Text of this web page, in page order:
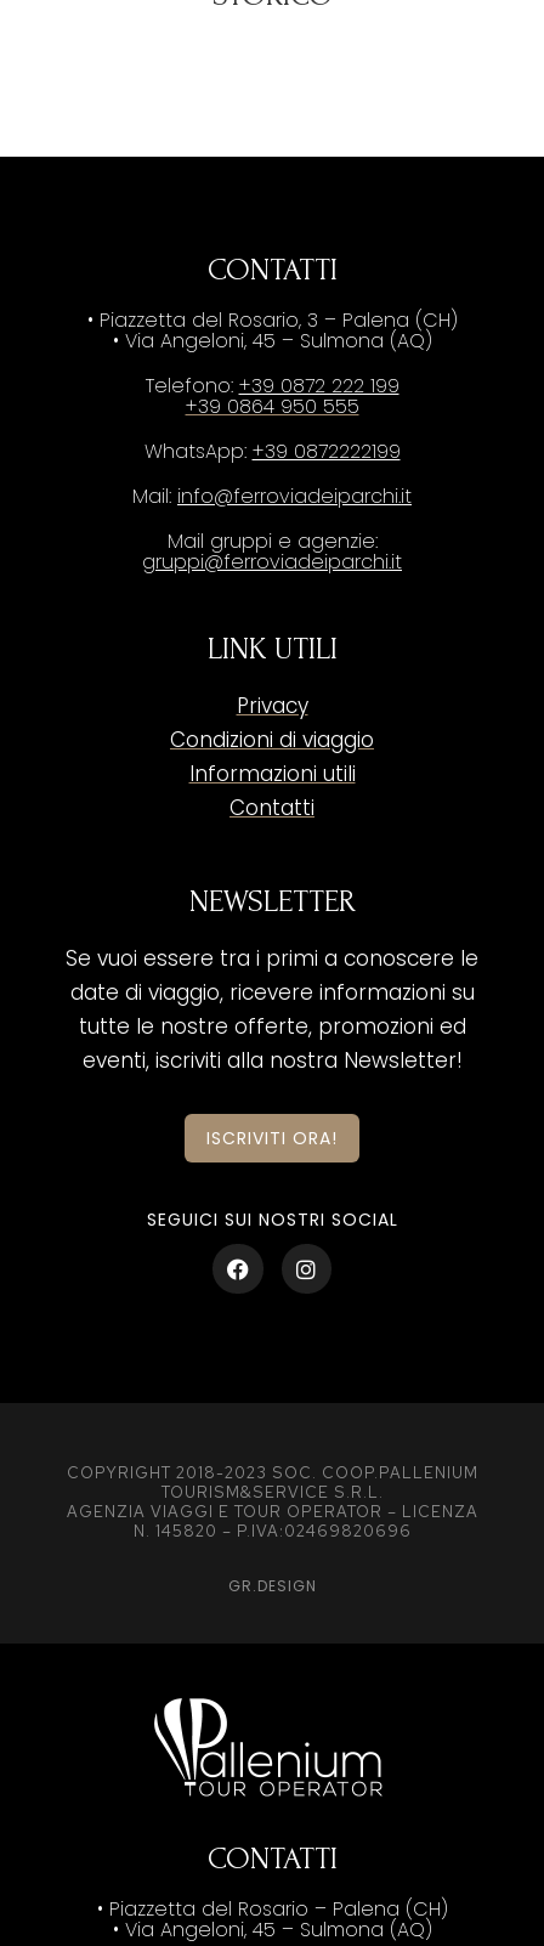
CONTATTI
• Piazzetta del Rosario, 3 – Palena (CH)
• Via Angeloni, 45 – Sulmona (AQ)
Telefono: +39 0872 222 199
+39 0864 950 555
WhatsApp: +39 0872222199
Mail: info@ferroviadeiparchi.it
Mail gruppi e agenzie:
gruppi@ferroviadeiparchi.it
LINK UTILI
Privacy
Condizioni di viaggio
Informazioni utili
Contatti
NEWSLETTER
Se vuoi essere tra i primi a conoscere le
date di viaggio, ricevere informazioni su
tutte le nostre offerte, promozioni ed
eventi, iscriviti alla nostra Newsletter!
ISCRIVITI ORA!
SEGUICI SUI NOSTRI SOCIAL
COPYRIGHT 2018-2023 SOC. COOP.PALLENIUM
TOURISM&SERVICE S.R.L.
AGENZIA VIAGGI E TOUR OPERATOR – LICENZA
N. 145820 – P.IVA:02469820696
GR.DESIGN
CONTATTI
• Piazzetta del Rosario – Palena (CH)
• Via Angeloni, 45 – Sulmona (AQ)